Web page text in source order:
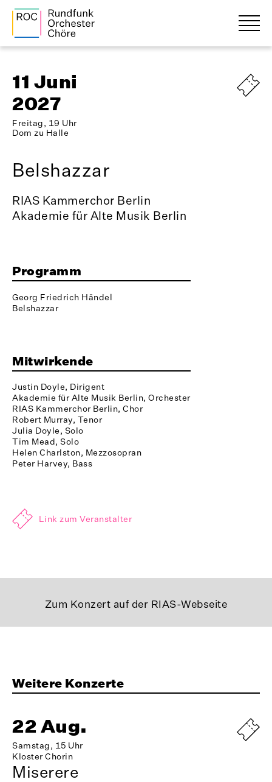
11 Juni
2027
Freitag, 19 Uhr
Dom zu Halle
Belshazzar
RIAS Kammerchor Berlin
Akademie für Alte Musik Berlin
Programm
Georg Friedrich Händel
Belshazzar
Mitwirkende
Justin Doyle, Dirigent
Akademie für Alte Musik Berlin, Orchester
RIAS Kammerchor Berlin, Chor
Robert Murray, Tenor
Julia Doyle, Solo
Tim Mead, Solo
Helen Charlston, Mezzosopran
Peter Harvey, Bass
Link zum Veranstalter
Zum Konzert auf der RIAS-Webseite
Weitere Konzerte
22 Aug.
Samstag, 15 Uhr
Kloster Chorin
Miserere